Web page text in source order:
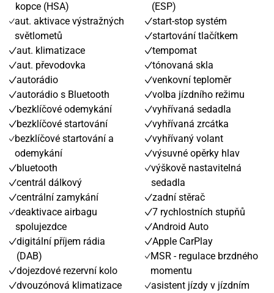
kopce (HSA)
aut. aktivace výstražných
světlometů
aut. klimatizace
aut. převodovka
autorádio
autorádio s Bluetooth
bezklíčové odemykání
bezklíčové startování
bezklíčové startování a
odemykání
bluetooth
centrál dálkový
centrální zamykání
deaktivace airbagu
spolujezdce
digitální příjem rádia
(DAB)
dojezdové rezervní kolo
dvouzónová klimatizace
(ESP)
start-stop systém
startování tlačítkem
tempomat
tónovaná skla
venkovní teploměr
volba jízdního režimu
vyhřívaná sedadla
vyhřívaná zrcátka
vyhřívaný volant
výsuvné opěrky hlav
výškově nastavitelná
sedadla
zadní stěrač
7 rychlostních stupňů
Android Auto
Apple CarPlay
MSR - regulace brzdného
momentu
asistent jízdy v jízdním